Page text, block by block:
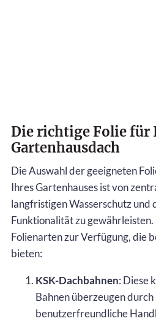
Die richtige Folie für
Gartenhausdach
Die Auswahl der geeigneten
Ihres Gartenhauses ist von
langfristigen Wasserschutz und
Funktionalität zu gewährleisten.
Folienarten zur Verfügung, die
bieten:
KSK-Dachbahnen: Diese
Bahnen überzeugen
benutzerfreundliche